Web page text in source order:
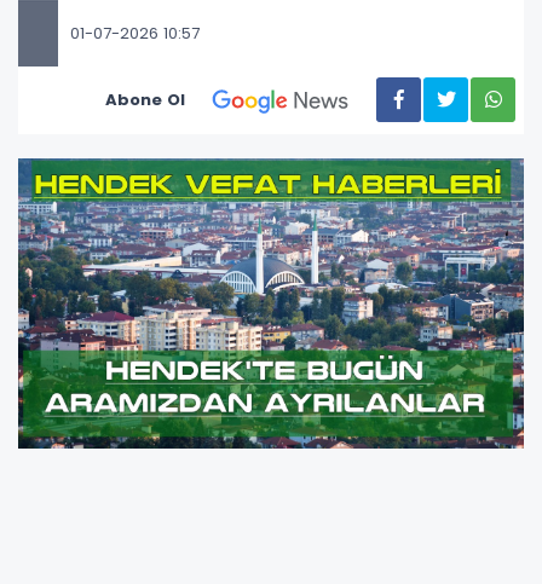
01-07-2026 10:57
Abone Ol